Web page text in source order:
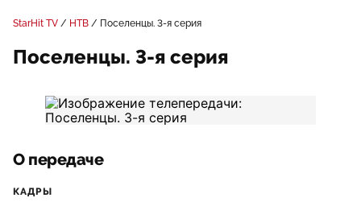
StarHit TV НТВ Поселенцы. 3-я серия
Поселенцы. 3-я серия
О передаче
КАДРЫ